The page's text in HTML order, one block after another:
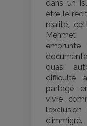
dans un
être le
réalité,
quasi
difficulté
partagé
vivre